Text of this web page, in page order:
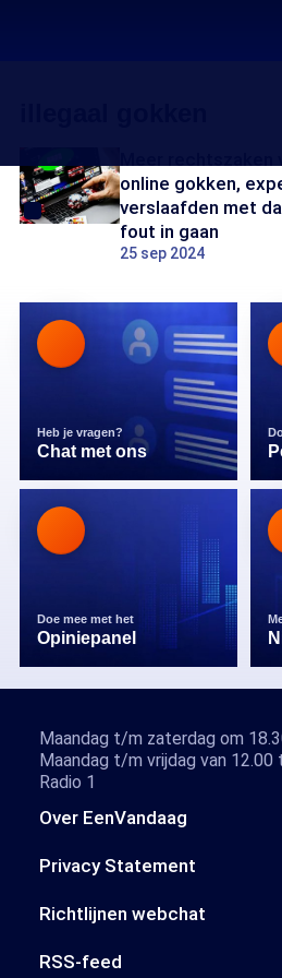
online gokken,
verslaafden met
fout in gaan
25 sep 2024
Heb je vragen?
Chat met ons
Doe mee met het
Opiniepanel
Over EenVandaag
Privacy Statement
Richtlijnen webchat
RSS-feed
Maandag t/m zaterdag om
Maandag t/m vrijdag van 12.00
Radio 1